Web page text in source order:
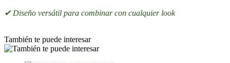
✔ Diseño versátil para combinar con cualquier look
También te puede interesar